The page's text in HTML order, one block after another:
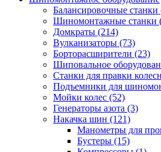
Балансировочные станки
Шиномонтажные станки
Домкраты (214)
Вулканизаторы (73)
Борторасширители (23)
Шиповальное
Станки для правки
Подъемники для
Мойки колес (52)
Генераторы азота (3)
Накачка шин (121)
Манометры для
Бустеры (15)